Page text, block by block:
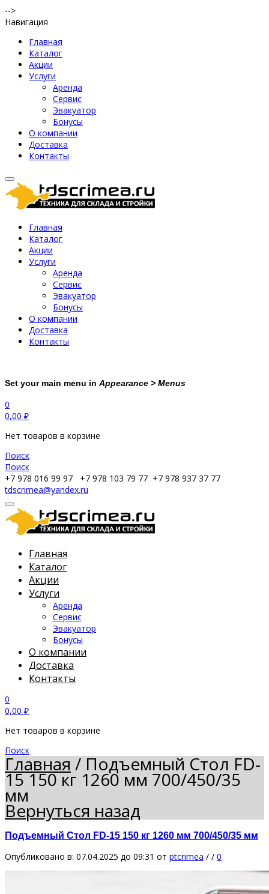
-->
Навигация
Главная
Каталог
Акции
Услуги
Аренда
Сервис
Эвакуатор
Бонусы
О компании
Доставка
Контакты
Главная
Каталог
Акции
Услуги
Аренда
Сервис
Эвакуатор
Бонусы
О компании
Доставка
Контакты
Set your main menu in Appearance > Menus
0
0,00 ₽
Нет товаров в корзине
Поиск
Поиск
+7 978 016 99 97
+7 978 103 79 77 +7 978 937 37 77
tdscrimea@yandex.ru
Главная
Каталог
Акции
Услуги
Аренда
Сервис
Эвакуатор
Бонусы
О компании
Доставка
Контакты
0
0,00 ₽
Нет товаров в корзине
Поиск
Главная/Подъемный Стол FD-
15 150 кг 1260 мм 700/450/35
мм
Вернуться назад
Подъемный Стол FD-15 150 кг 1260 мм 700/450/35 мм
Опубликовано в: 07.04.2025 до 09:31 от ptcrimea / / 0